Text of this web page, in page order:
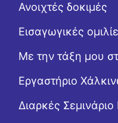
Ανοιχτές δοκιμές
Εισαγωγικές
Με την τάξη μου
Εργαστήριo
Διαρκές